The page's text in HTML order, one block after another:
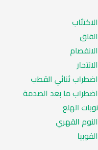
الاكتئاب
القلق
الانفصام
الانتحار
اضطراب ثنائي القطب
اضطراب ما بعد الصدمة
نوبات الهلع
النوم القهري
الفوبيا